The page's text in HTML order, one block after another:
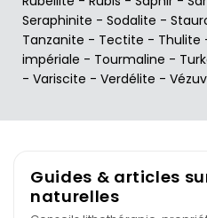
Seraphinite - Sodalite -
Tanzanite - Tectite - Thulite
impériale - Tourmaline -
- Variscite - Verdélite -
Guides & articles
naturelles